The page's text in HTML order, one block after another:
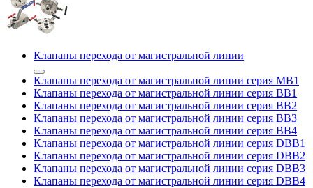
Клапаны перехода от магистральной линии
Клапаны перехода от магистральной линии серия MB1
Клапаны перехода от магистральной линии серия BB1
Клапаны перехода от магистральной линии серия BB2
Клапаны перехода от магистральной линии серия BB3
Клапаны перехода от магистральной линии серия BB4
Клапаны перехода от магистральной линии серия DBB1
Клапаны перехода от магистральной линии серия DBB2
Клапаны перехода от магистральной линии серия DBB3
Клапаны перехода от магистральной линии серия DBB4